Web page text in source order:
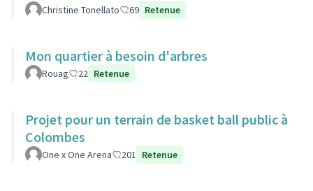
Christine Tonellato 69 Retenue
Mon quartier à besoin d'arbres
Rouag 22 Retenue
Projet pour un terrain de basket ball public à
Colombes
One x One Arena 201 Retenue